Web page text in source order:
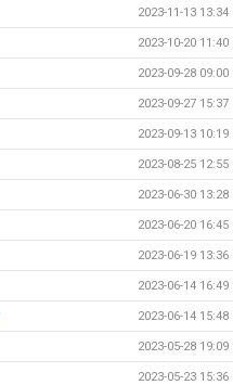
2023-11-13 13:34
2023-10-20 11:40
2023-09-28 09:00
2023-09-27 15:37
2023-09-13 10:19
2023-08-25 12:55
2023-06-30 13:28
2023-06-20 16:45
2023-06-19 13:36
2023-06-14 16:49
2023-06-14 15:48
2023-05-28 19:09
2023-05-23 15:36